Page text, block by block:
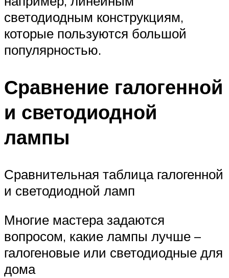
светодиодным конструкциям,
которые пользуются большой
популярностью.
Сравнение галогенной
и светодиодной
лампы
Сравнительная таблица галогенной
и светодиодной ламп
Многие мастера задаются
вопросом, какие лампы лучше –
галогеновые или светодиодные для
дома